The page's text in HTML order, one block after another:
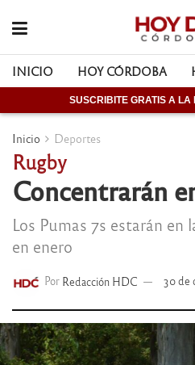
INICIO HOY CÓRDOBA
SUSCRIBITE GRATIS A
Inicio Deportes
Rugby
Concentrarán
Los Pumas 7s estarán en
en enero
Por Redacción HDC 30 de